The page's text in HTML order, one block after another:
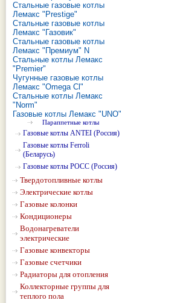
Стальные газовые котлы
Лемакс "Prestige"
Стальные газовые котлы
Лемакс "Газовик"
Стальные газовые котлы
Лемакс "Премиум" N
Стальные котлы Лемакс
"Premier"
Чугунные газовые котлы
Лемакс "Omega Cl"
Стальные котлы Лемакс
"Norm"
Газовые котлы Лемакс "UNO"
Параппетные котлы
Газовые котлы ANTEI (Россия)
Газовые котлы Ferroli
(Беларусь)
Газовые котлы РОСС (Россия)
Твердотопливные котлы
Электрические котлы
Газовые колонки
Кондиционеры
Водонагреватели
электрические
Газовые конвекторы
Газовые счетчики
Радиаторы для отопления
Коллекторные группы для
теплого пола